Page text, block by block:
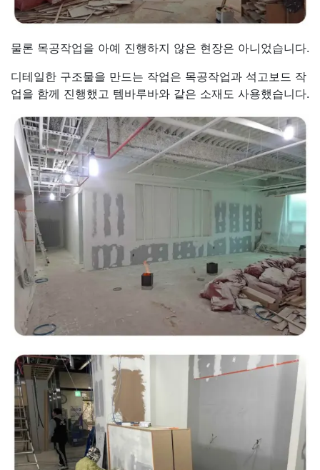
물론 목공작업을 아예 진행하지 않은 현장은 아니었습니다.
디테일한 구조물을 만드는 작업은 목공작업과 석고보드 작
업을 함께 진행했고 템바루바와 같은 소재도 사용했습니다.